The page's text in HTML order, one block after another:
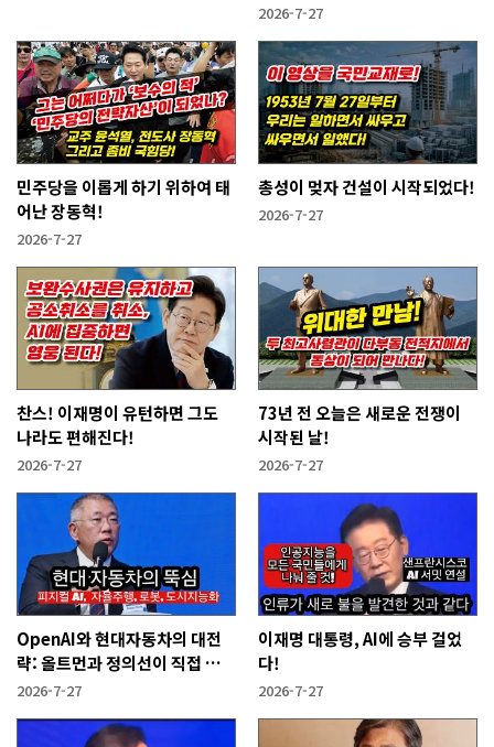
2026-7-27
민주당을 이롭게 하기 위하여 태
어난 장동혁!
2026-7-27
총성이 멎자 건설이 시작되었다!
2026-7-27
찬스! 이재명이 유턴하면 그도
나라도 편해진다!
2026-7-27
73년 전 오늘은 새로운 전쟁이
시작된 날!
2026-7-27
OpenAI와 현대자동차의 대전
략: 올트먼과 정의선이 직접 설
명한다!
2026-7-27
이재명 대통령, AI에 승부 걸었
다!
2026-7-27